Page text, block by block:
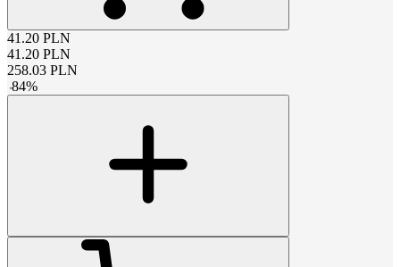
41.20 PLN
41.20 PLN
258.03 PLN
-84%